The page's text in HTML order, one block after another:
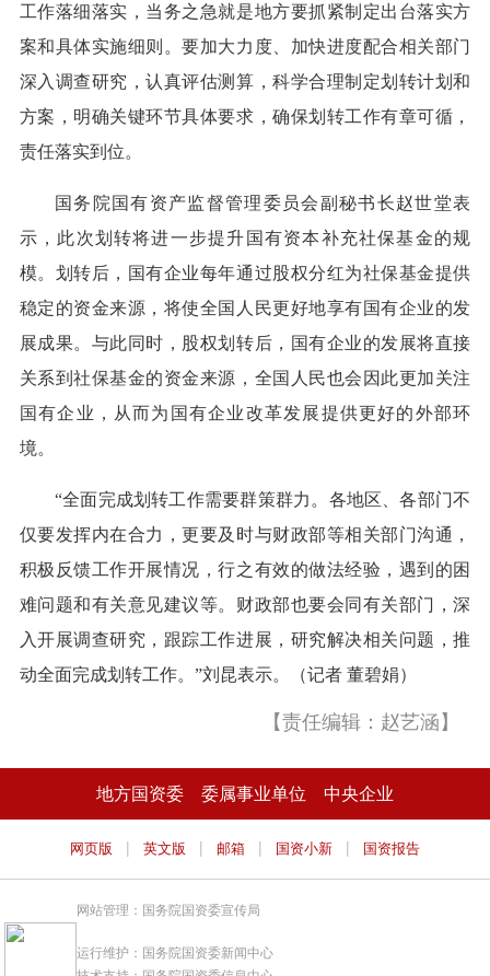
工作落细落实，当务之急就是地方要抓紧制定出台落实方
案和具体实施细则。要加大力度、加快进度配合相关部门
深入调查研究，认真评估测算，科学合理制定划转计划和
方案，明确关键环节具体要求，确保划转工作有章可循，
责任落实到位。
国务院国有资产监督管理委员会副秘书长赵世堂表
示，此次划转将进一步提升国有资本补充社保基金的规
模。划转后，国有企业每年通过股权分红为社保基金提供
稳定的资金来源，将使全国人民更好地享有国有企业的发
展成果。与此同时，股权划转后，国有企业的发展将直接
关系到社保基金的资金来源，全国人民也会因此更加关注
国有企业，从而为国有企业改革发展提供更好的外部环
境。
“全面完成划转工作需要群策群力。各地区、各部门不
仅要发挥内在合力，更要及时与财政部等相关部门沟通，
积极反馈工作开展情况，行之有效的做法经验，遇到的困
难问题和有关意见建议等。财政部也要会同有关部门，深
入开展调查研究，跟踪工作进展，研究解决相关问题，推
动全面完成划转工作。”刘昆表示。（记者 董碧娟）
【责任编辑：赵艺涵】
地方国资委 委属事业单位 中央企业
网页版 | 英文版 | 邮箱 | 国资小新 | 国资报告
网站管理：国务院国资委宣传局
运行维护：国务院国资委新闻中心